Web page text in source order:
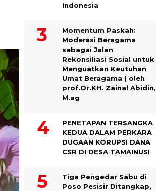
Indonesia
Momentum Paskah:
Moderasi Beragama
sebagai Jalan
Rekonsiliasi Sosial untuk
Menguatkan Keutuhan
Umat Beragama ( oleh
prof.Dr.KH. Zainal Abidin,
M.ag
PENETAPAN TERSANGKA
KEDUA DALAM PERKARA
DUGAAN KORUPSI DANA
CSR DI DESA TAMAINUSI
Tiga Pengedar Sabu di
Poso Pesisir Ditangkap,